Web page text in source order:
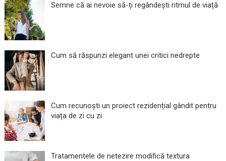
Semne că ai nevoie să-ți regândești ritmul de viață
Cum să răspunzi elegant unei critici nedrepte
Cum recunoști un proiect rezidențial gândit pentru
viața de zi cu zi
Tratamentele de netezire modifică textura